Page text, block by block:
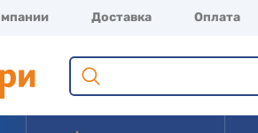
Доставка Оплата